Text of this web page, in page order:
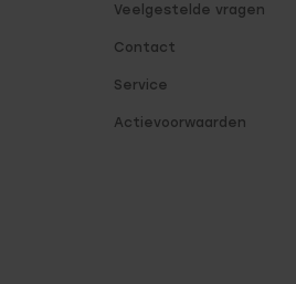
Veelgestelde vragen
Contact
Service
Actievoorwaarden